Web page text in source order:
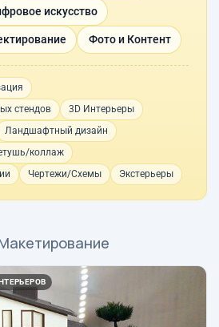
искусство
Фото и Контент
стендов
3D Интерьеры
Ландшафтный дизайн
коллаж
Чертежи/Схемы Экстерьеры